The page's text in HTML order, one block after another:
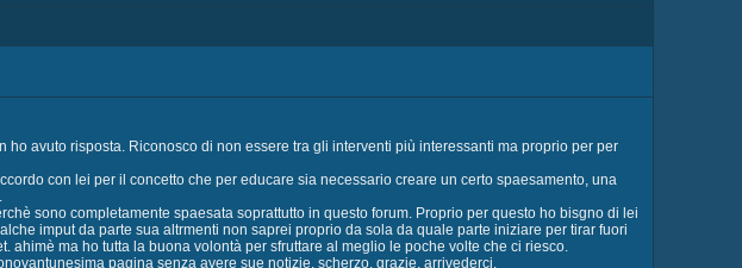
avuto risposta. Riconosco di non essere tra gli interventi più interessanti ma proprio per per
con lei per il concetto che per educare sia necessario creare un certo spaesamento, una
sono completamente spaesata soprattutto in questo forum. Proprio per questo ho bisgno di lei
imput da parte sua altrmenti non saprei proprio da sola da quale parte iniziare per tirar fuori
ma ho tutta la buona volontà per sfruttare al meglio le poche volte che ci riesco.
pagina senza avere sue notizie. scherzo. grazie. arrivederci.